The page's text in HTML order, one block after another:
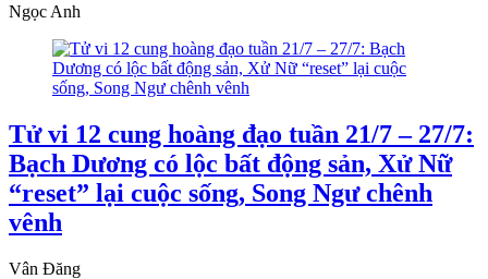
Ngọc Anh
Tử vi 12 cung hoàng đạo tuần 21/7 – 27/7:
Bạch Dương có lộc bất động sản, Xử Nữ
“reset” lại cuộc sống, Song Ngư chênh
vênh
Vân Đăng